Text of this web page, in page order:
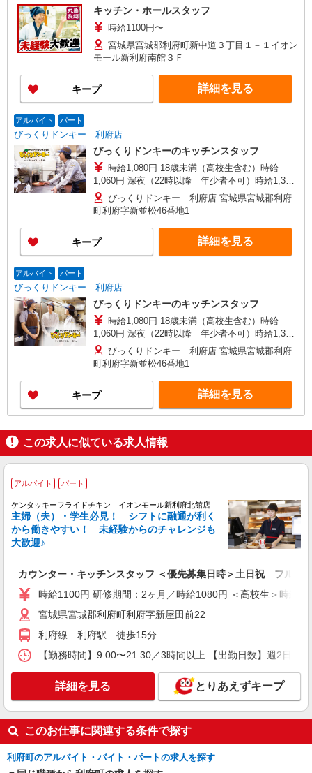
キッチン・ホールスタッフ
時給1100円〜
宮城県宮城郡利府町新中道３丁目１－１イオン
モール新利府南館３Ｆ
キープ 詳細を見る
アルバイト パート
びっくりドンキー 利府店
びっくりドンキーのキッチンスタッフ
時給1,080円 18歳未満（高校生含む）時給
1,060円 深夜（22時以降 年少者不可）時給1,350
円 ☆12月31日〜1月3日まで年末年始手当有（時給
アップ）
びっくりドンキー 利府店 宮城県宮城郡利府
町利府字新並松46番地1
キープ 詳細を見る
アルバイト パート
びっくりドンキー 利府店
びっくりドンキーのキッチンスタッフ
時給1,080円 18歳未満（高校生含む）時給
1,060円 深夜（22時以降 年少者不可）時給1,350
円 ☆12月31日〜1月3日まで年末年始手当有（時給
アップ）
びっくりドンキー 利府店 宮城県宮城郡利府
町利府字新並松46番地1
キープ 詳細を見る
この求人に似ている求人情報
アルバイト パート
ケンタッキーフライドチキン イオンモール新利府北館店
主婦（夫）・学生必見！ シフトに融通が利く
から働きやすい！ 未経験からのチャレンジも
大歓迎♪
カウンター・キッチンスタッフ ＜優先募集日時＞土日祝 フルタ
時給1100円 研修期間：2ヶ月／時給1080円 ＜高校生＞時給
宮城県宮城郡利府町利府字新屋田前22
利府線 利府駅 徒歩15分
【勤務時間】9:00〜21:30／3時間以上 【出勤日数】週2日
詳細を見る とりあえずキープ
このお仕事に関連する条件で探す
利府町のアルバイト・バイト・パートの求人を探す